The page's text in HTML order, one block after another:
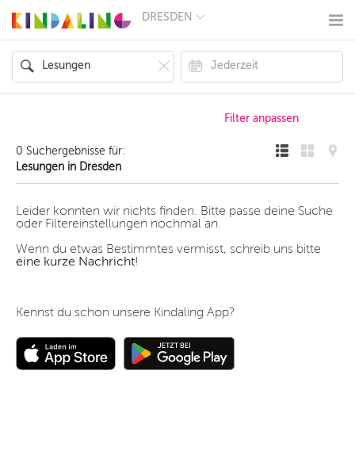
DRESDEN
BERLIN
MÜNCHEN
HAMBURG
KÖLN
DRESDEN
WIEN
ANDERE
REGIONEN
0 Suchergebnisse für:
Lesungen in Dresden
Leider konnten wir nichts finden. Bitte passe deine Suche
oder Filtereinstellungen nochmal an.
Wenn du etwas Bestimmtes vermisst, schreib uns bitte
eine kurze Nachricht!
Kennst du schon unsere Kindaling App?